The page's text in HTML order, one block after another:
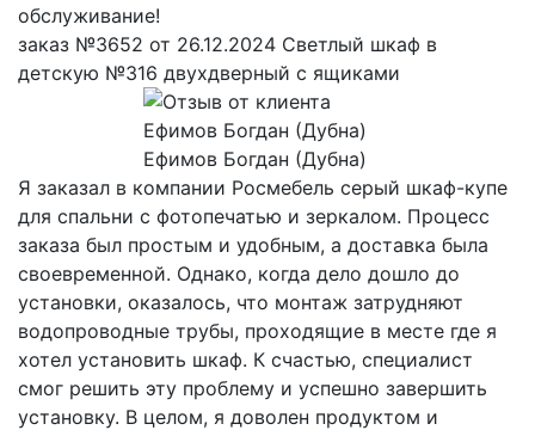
обслуживание!
заказ №3652 от 26.12.2024 Светлый шкаф в
детскую №316 двухдверный с ящиками
Ефимов Богдан (Дубна)
Я заказал в компании Росмебель серый шкаф-купе
для спальни с фотопечатью и зеркалом. Процесс
заказа был простым и удобным, а доставка была
своевременной. Однако, когда дело дошло до
установки, оказалось, что монтаж затрудняют
водопроводные трубы, проходящие в месте где я
хотел установить шкаф. К счастью, специалист
смог решить эту проблему и успешно завершить
установку. В целом, я доволен продуктом и